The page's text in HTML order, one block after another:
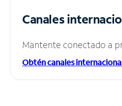
Canales
Mantente conectado a
Obtén canales